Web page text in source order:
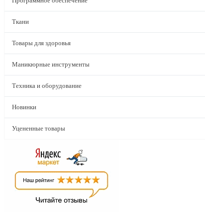
Ткани
Товары для здоровья
Маникюрные инструменты
Техника и оборудование
Новинки
Уцененные товары